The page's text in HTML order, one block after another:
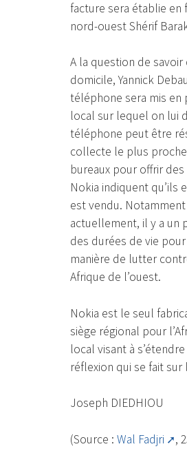
facture sera établie en
nord-ouest Shérif
A la question de
domicile, Yannick
téléphone sera mis en
local sur lequel on lui
téléphone peut être
collecte le plus
bureaux pour offrir
Nokia indiquent qu’ils
est vendu.
actuellement, il y a un
des durées de vie
manière de lutter
Afrique de l’ouest.
Nokia est le seul
siège régional pour
local visant à
réflexion qui se fait
Joseph DIEDHIOU
(Source : Wal Fadjri ,